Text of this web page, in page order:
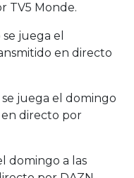
TV5 Monde.
juega el
en directo
juega el domingo
en directo por
domingo a las